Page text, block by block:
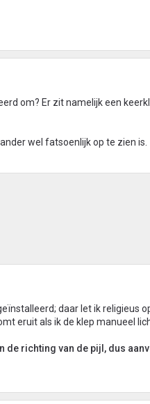
om? Er zit namelijk een
wel fatsoenlijk op te zien is.
daar let ik religieus
eruit als ik de klep manueel
de richting van de pijl, dus